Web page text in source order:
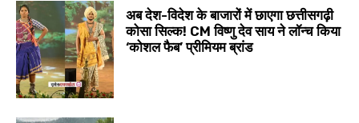
अब देश-विदेश के बाजारों में छाएगा छत्तीसगढ़ी
कोसा सिल्क! CM विष्णु देव साय ने लॉन्च किया
‘कोशल फैब’ प्रीमियम ब्रांड